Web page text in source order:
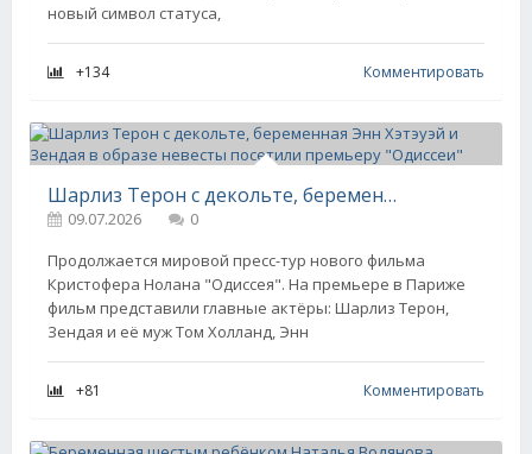
новый символ статуса,
+134 Комментировать
Шарлиз Терон с декольте, беременная Энн Хэтэуэй и Зендая в образе невесты посетили премьеру "Одиссеи"
09.07.2026
0
Продолжается мировой пресс-тур нового фильма
Кристофера Нолана "Одиссея". На премьере в Париже
фильм представили главные актёры: Шарлиз Терон,
Зендая и её муж Том Холланд, Энн
+81 Комментировать